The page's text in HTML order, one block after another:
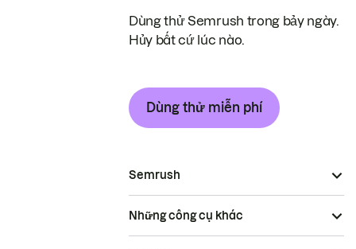
Dùng thử Semrush trong bảy ngày.
Hủy bất cứ lúc nào.
Dùng thử miễn phí
Semrush
Những công cụ khác